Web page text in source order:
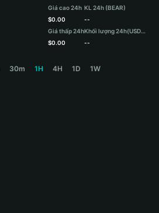
Giá cao 24h
$0.00
Giá thấp 24h
$0.00
KL 24h (BEAR)
--
Khối lượng 24h(USDT)
--
30m 1H 4H 1D 1W